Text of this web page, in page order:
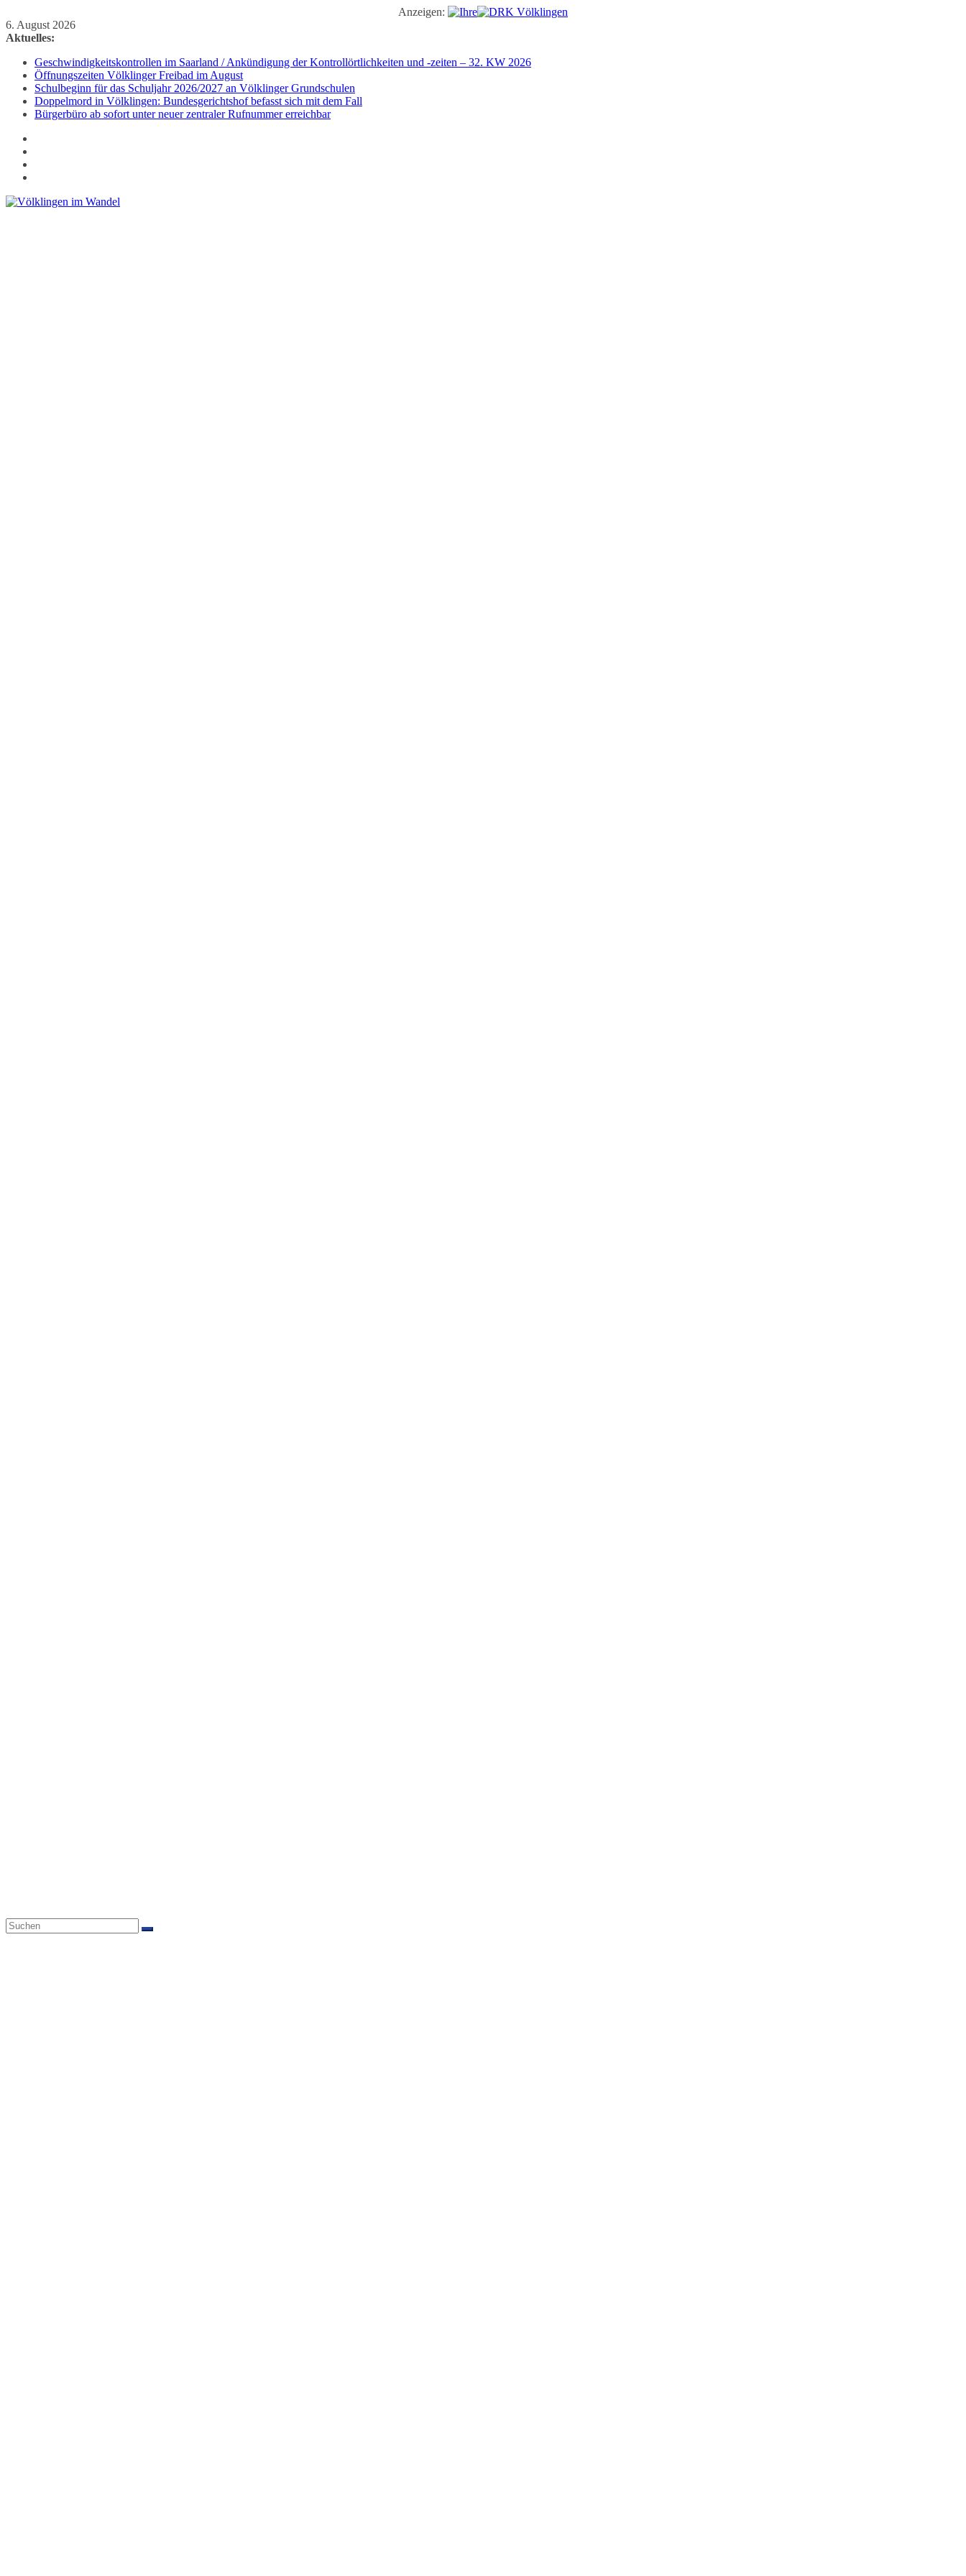
Anzeigen:
Zum
Inhalt
6. August 2026
Aktuelles:
Geschwindigkeitskontrollen im Saarland / Ankündigung der Kontrollörtlichkeiten und -zeiten – 32. KW 2026
Öffnungszeiten Völklinger Freibad im August
Schulbeginn für das Schuljahr 2026/2027 an Völklinger Grundschulen
Doppelmord in Völklingen: Bundesgerichtshof befasst sich mit dem Fall
Bürgerbüro ab sofort unter neuer zentraler Rufnummer erreichbar